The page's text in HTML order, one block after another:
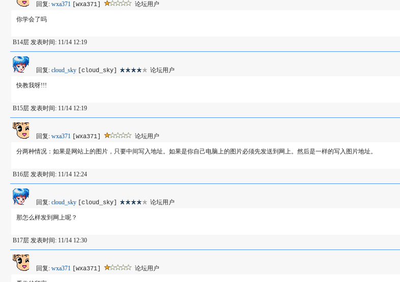
回复: wxa371 [wxa371] 论坛用户
你学会了吗
B14层 发表时间: 11/14 12:19
回复: cloud_sky [cloud_sky] 论坛用户
快教我呀!!!
B15层 发表时间: 11/14 12:19
回复: wxa371 [wxa371] 论坛用户
分两种情况：如果是网站上的图片，只要中间写入地址。如果是你自己电脑上的图片必须先发送到网上。然后是一样的写入图片地址。
B16层 发表时间: 11/14 12:24
回复: cloud_sky [cloud_sky] 论坛用户
那怎么样发到网上呢？
B17层 发表时间: 11/14 12:30
回复: wxa371 [wxa371] 论坛用户